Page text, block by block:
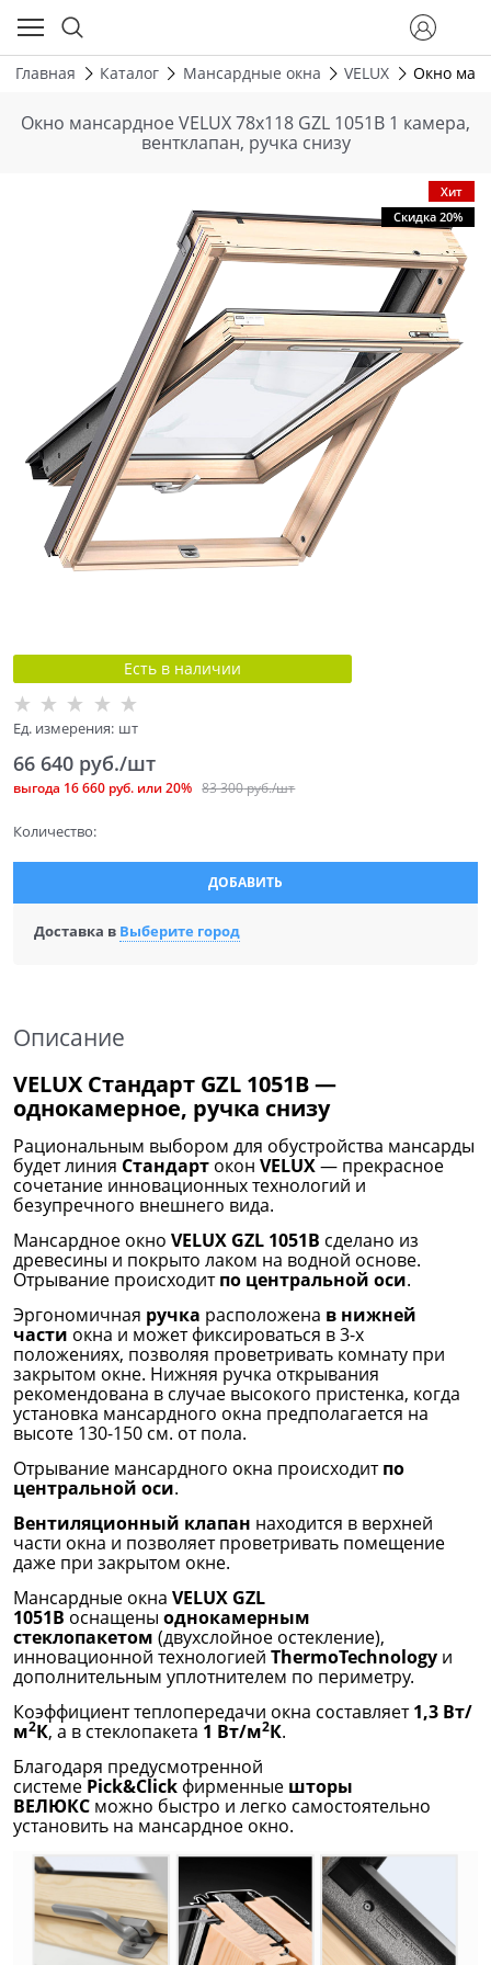
Главная Каталог Мансардные окна VELUX Окно
Окно мансардное VELUX 78х118 GZL 1051В 1 камера,
вентклапан, ручка снизу
Хит
Скидка 20%
Есть в наличии
Ед. измерения: шт
83 300 руб./шт
66 640 руб./шт
выгода 16 660 руб. или20%
Количество:
ДОБАВИТЬ
Доставка в Выберите город
Описание
VELUX Стандарт GZL 1051B —
однокамерное, ручка снизу
Рациональным выбором для обустройства мансарды
будет линия Стандарт окон VELUX— прекрасное
сочетание инновационных технологий и
безупречного внешнего вида.
Мансардное окно VELUX GZL 1051B сделано из
древесины и покрыто лаком на водной основе.
Отрывание происходитпо центральной оси.
Эргономичная ручка расположена в нижней
части окна и может фиксироваться в 3-х
положениях, позволяя проветривать комнату при
закрытом окне. Нижняя ручка открывания
рекомендована в случае высокого пристенка, когда
установка мансардного окна предполагается на
высоте 130-150 см. от пола.
Отрывание мансардного окна происходитпо
центральной оси.
Вентиляционный клапан находится в верхней
части окна и позволяет проветривать помещение
даже при закрытом окне.
Мансардные окна VELUX GZL
1051B оснащены однокамерным
стеклопакетом (двухслойное остекление),
инновационной технологией ThermoTechnology и
дополнительным уплотнителем по периметру.
Коэффициент теплопередачи окна составляет1,3 Вт/
м2К, а в стеклопакета 1 Вт/м2К.
Благодаря предусмотренной
системеPick&Click фирменные шторы
ВЕЛЮКС можно быстро и легко самостоятельно
установить на мансардное окно.